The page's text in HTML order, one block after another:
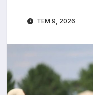
TEM 9, 2026